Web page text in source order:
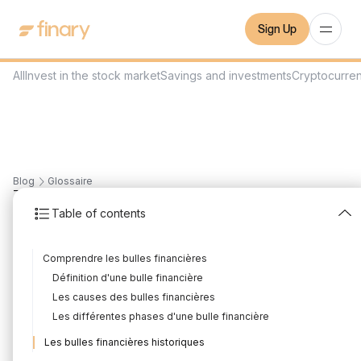
Sign Up
Blog Glossaire
Table of contents
Comprendre les bulles financières
Définition d'une bulle financière
Les causes des bulles financières
Les différentes phases d'une bulle financière
Les bulles financières historiques
7
Written byMounir Laggoune Edited by
AllInvest in the stock marketSavings and investments